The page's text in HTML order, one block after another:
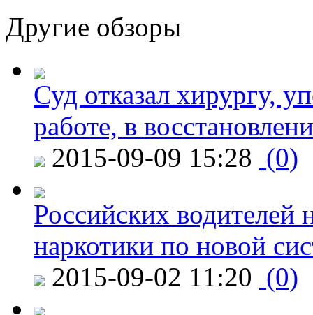
Другие обзоры
Суд отказал хирургу,
работе, в
2015-09-09 15:28 (0)
Российских водителей
наркотики по новой
2015-09-02 11:20 (0)